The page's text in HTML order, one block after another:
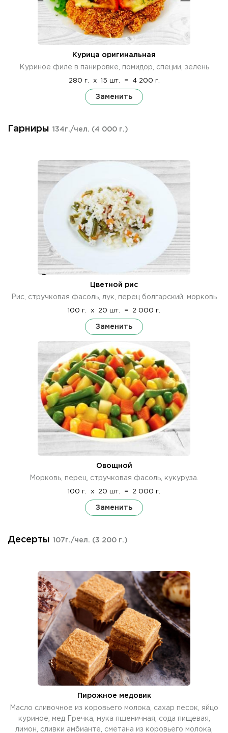
Курица оригинальная
Куриное филе в панировке, помидор, специи, зелень
280 г. x 15 шт. = 4 200 г.
Заменить
Гарниры 134г./чел. (4 000 г.)
Цветной рис
Рис, стручковая фасоль, лук, перец болгарский, морковь
100 г. x 20 шт. = 2 000 г.
Заменить
Овощной
Морковь, перец, стручковая фасоль, кукуруза.
100 г. x 20 шт. = 2 000 г.
Заменить
Десерты 107г./чел. (3 200 г.)
Пирожное медовик
Масло сливочное из коровьего молока, сахар песок, яйцо
куриное, мед Гречка, мука пшеничная, сода пищевая,
лимон, сливки амбианте, сметана из коровьего молока,